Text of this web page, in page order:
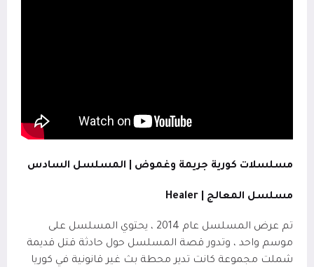
مسلسلات كورية جريمة وغموض | المسلسل السادس
مسلسل المعالج | Healer
تم عرض المسلسل عام 2014 ، يحتوي المسلسل على
موسم واحد ، وتدور قصة المسلسل حول حادثة قتل قديمة
شملت مجموعة كانت تدير محطة بث غير قانونية في كوريا